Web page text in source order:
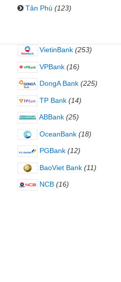
Tân Phú (123)
VietinBank (253)
VPBank (16)
DongA Bank (225)
TP Bank (14)
ABBank (25)
OceanBank (18)
PGBank (12)
BaoViet Bank (11)
NCB (16)